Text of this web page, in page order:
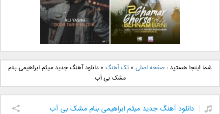
دانلود آهنگ جدید بهنام
بانی بنام قرص قمر 2
دانلود آهنگ جدید علی
یاسینی بنام دورترین نزدیک
شما اینجا هستید :صفحه اصلی »تک آهنگ »دانلود آهنگ جدید میثم ابراهیمی بنام
مشک بی آب
دانلود آهنگ جدید میثم ابراهیمی بنام مشک بی آب